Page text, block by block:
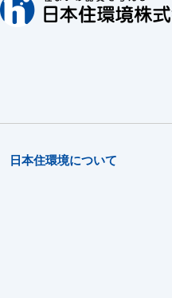
日本住環境について